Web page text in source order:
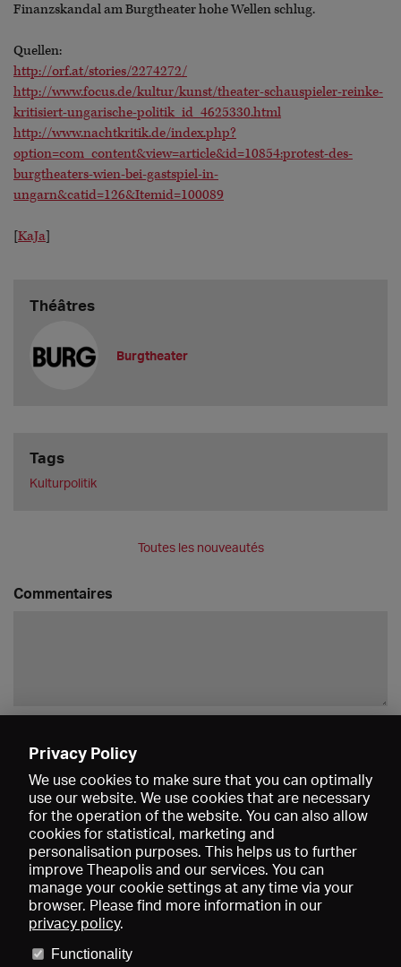
Finanzskandal am Burgtheater hohe Wellen schlug.
Quellen:
http://orf.at/stories/2274272/
http://www.focus.de/kultur/kunst/theater-schauspieler-reinke-
kritisiert-ungarische-politik_id_4625330.html
http://www.nachtkritik.de/index.php?
option=com_content&view=article&id=10854:protest-des-
burgtheaters-wien-bei-gastspiel-in-
ungarn&catid=126&Itemid=100089
[KaJa]
Théâtres
Burgtheater
Tags
Kulturpolitik
Toutes les nouveautés
Commentaires
Données médiatiques
Privacy Policy
We use cookies to make sure that you can optimally
use our website. We use cookies that are necessary
for the operation of the website. You can also allow
cookies for statistical, marketing and
personalisation purposes. This helps us to further
improve Theapolis and our services. You can
manage your cookie settings at any time via your
browser. Please find more information in our
privacy policy.
Functionality